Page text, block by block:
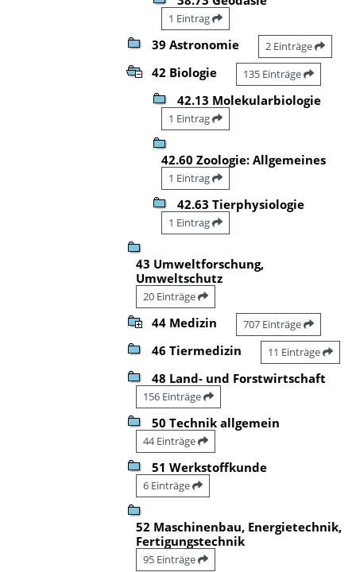
1 Eintrag
39 Astronomie 2 Einträge
42 Biologie 135 Einträge
42.13 Molekularbiologie
1 Eintrag
42.60 Zoologie: Allgemeines
1 Eintrag
42.63 Tierphysiologie
1 Eintrag
43 Umweltforschung,
Umweltschutz
20 Einträge
44 Medizin 707 Einträge
46 Tiermedizin 11 Einträge
48 Land- und Forstwirtschaft
156 Einträge
50 Technik allgemein
44 Einträge
51 Werkstoffkunde
6 Einträge
52 Maschinenbau, Energietechnik,
Fertigungstechnik
95 Einträge